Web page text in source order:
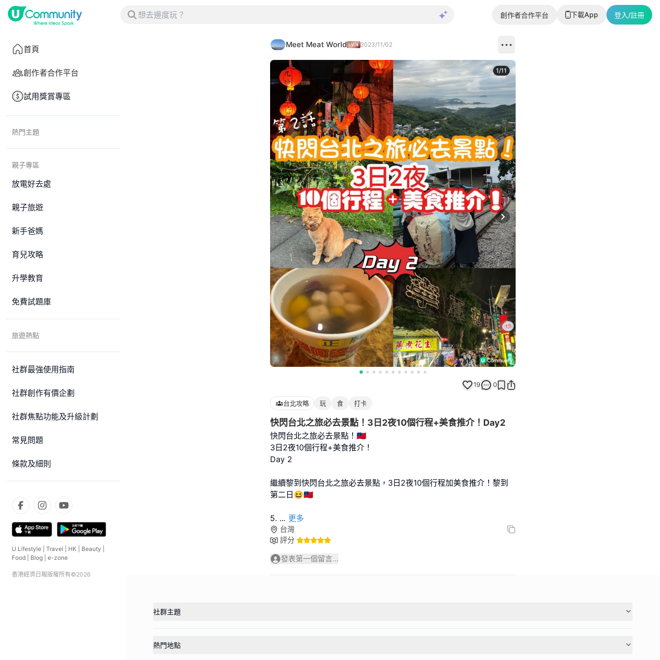
創作者合作平台 下載App 登入/註冊
首頁
創作者合作平台
試用獎賞專區
熱門主題
親子專區
放電好去處
親子旅遊
新手爸媽
育兒攻略
升學教育
免費試題庫
旅遊熱點
社群最強使用指南
社群創作有價企劃
社群焦點功能及升級計劃
常見問題
條款及細則
U Lifestyle Travel HK Beauty
Food
Blog e-zone
香港經濟日報版權所有©2026
Meet Meat World 2023/11/02
Next slide
1/11
19 0
台北攻略 玩 食 打卡
快閃台北之旅必去景點！3日2夜10個行程+美食推介！Day2
快閃台北之旅必去景點！🇼🇸
3日2夜10個行程+美食推介！
Day 2
繼續黎到快閃台北之旅必去景點，3日2夜10個行程加美食推介！黎到
第二日😆🇼🇸
5. ... 更多
台灣
評分
發表第一個留言...
社群主題
熱門地點